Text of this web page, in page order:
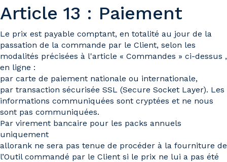
Article 13 : Paiement
Le prix est payable comptant, en totalité au jour de la
passation de la commande par le Client, selon les
modalités précisées à l'article « Commandes » ci-dessus ,
en ligne :
par carte de paiement nationale ou internationale,
par transaction sécurisée SSL (Secure Socket Layer). Les
informations communiquées sont cryptées et ne nous
sont pas communiquées.
Par virement bancaire pour les packs annuels
uniquement
allorank ne sera pas tenue de procéder à la fourniture de
l’Outil commandé par le Client si le prix ne lui a pas été